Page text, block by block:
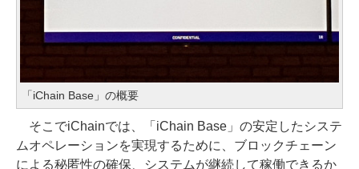
「iChain Base」の概要
そこでiChainでは、「iChain Base」の安定したシステ
ムオペレーションを実現するために、ブロックチェーン
による秘匿性の確保、システムが継続して稼働できるか